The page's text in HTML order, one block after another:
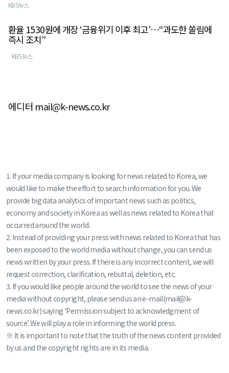
KBS뉴스
환율 1530원에 개장 ‘금융위기 이후 최고’…“과도한 쏠림에
즉시 조치”
KBS뉴스
에디터 mail@k-news.co.kr
1. If your media company is looking for news related to Korea, we
would like to make the effort to search information for you. We
provide big data analytics of important news such as politics,
economy and society in Korea as well as news related to Korea that
occurred around the world.
2. Instead of providing your press with news related to Korea that has
been exposed to the world media without change, you can send us
news written by your press. If there is any incorrect content, we will
request correction, clarification, rebuttal, deletion, etc.
3. If you would like people around the world to see the news of your
media without copyright, please send us an e-mail(mail@k-
news.co.kr) saying 'Permission subject to acknowledgment of
source’. We will play a role in informing the world press.
※ It is important to note that the truth of the news content provided
by us and the copyright rights are in its media.